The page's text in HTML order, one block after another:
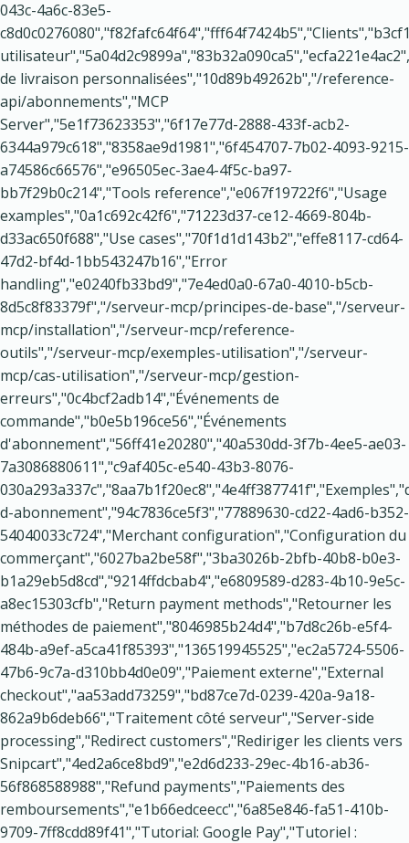
043c-4a6c-83e5-
de livraison personnalisées","10d89b49262b","/reference-
api/abonnements","MCP
Server","5e1f73623353","6f17e77d-2888-433f-acb2-
6344a979c618","8358ae9d1981","6f454707-7b02-4093-9215-
a74586c66576","e96505ec-3ae4-4f5c-ba97-
bb7f29b0c214","Tools reference","e067f19722f6","Usage
examples","0a1c692c42f6","71223d37-ce12-4669-804b-
d33ac650f688","Use cases","70f1d1d143b2","effe8117-cd64-
47d2-bf4d-1bb543247b16","Error
handling","e0240fb33bd9","7e4ed0a0-67a0-4010-b5cb-
8d5c8f83379f","/serveur-mcp/principes-de-base","/serveur-
mcp/installation","/serveur-mcp/reference-
outils","/serveur-mcp/exemples-utilisation","/serveur-
mcp/cas-utilisation","/serveur-mcp/gestion-
erreurs","0c4bcf2adb14","Événements de
commande","b0e5b196ce56","Événements
d'abonnement","56ff41e20280","40a530dd-3f7b-4ee5-ae03-
7a3086880611","c9af405c-e540-43b3-8076-
d-abonnement","94c7836ce5f3","77889630-cd22-4ad6-b352-
54040033c724","Merchant configuration","Configuration du
commerçant","6027ba2be58f","3ba3026b-2bfb-40b8-b0e3-
b1a29eb5d8cd","9214ffdcbab4","e6809589-d283-4b10-9e5c-
a8ec15303cfb","Return payment methods","Retourner les
méthodes de paiement","8046985b24d4","b7d8c26b-e5f4-
484b-a9ef-a5ca41f85393","136519945525","ec2a5724-5506-
47b6-9c7a-d310bb4d0e09","Paiement externe","External
checkout","aa53add73259","bd87ce7d-0239-420a-9a18-
862a9b6deb66","Traitement côté serveur","Server-side
processing","Redirect customers","Rediriger les clients vers
Snipcart","4ed2a6ce8bd9","e2d6d233-29ec-4b16-ab36-
56f868588988","Refund payments","Paiements des
remboursements","e1b66edceecc","6a85e846-fa51-410b-
9709-7ff8cdd89f41","Tutorial: Google Pay","Tutoriel :